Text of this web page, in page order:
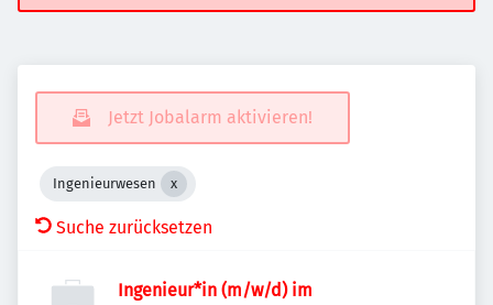
Jetzt Jobalarm aktivieren!
Ingenieurwesen
Suche zurücksetzen
Ingenieur*in (m/w/d) im